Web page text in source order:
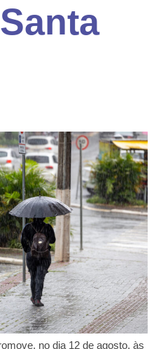
no dia 12 de agosto, às